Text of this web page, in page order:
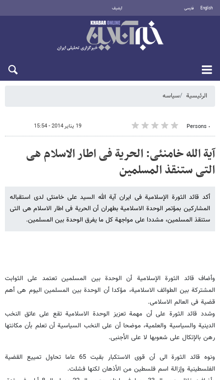
English فارسی أرشيف
الرئيسية سیاسه
٠ Persons 19 يناير 2014 - 15:54
آیة الله خامنئی: الحریة فی اطار الاسلام هی
التی ستنقذ المسلمین
أکد قائد الثورة الإسلامیة فی ایران آیة الله السید علی خامنئی لدى استقباله
المشارکین بمؤتمر الوحدة الاسلامیة بطهران أن الحریة فی اطار الاسلام هی التی
ستنقذ المسلمین، مشددا على مواجهة کل ما یفرق الوحدة بین المسلمین.
وأضاف قائد الثورة الإسلامیة أن الوحدة بین المسلمین تعتمد على الثوابت
المشترکة بین الطوائف الاسلامیة، مؤکدا أن الوحدة بین المسلمین الیوم هی أهم
قضیة فی العالم الاسلامی.
وشدد قائد الثورة على أن مهمة تعزیز الوحدة الاسلامیة تقع على عاتق النخب
الدینیة والسیاسیة والعلمیة، موضحا أن على النخب السیاسیة أن تعلم بأن مکانتها
رهن بالإتکال على شعوبها لا على الأجنبی.
ونوه قائد الثورة الى أن قوى الاستکبار بقیت 65 عاما تحاول تمییع القضیة
الفلسطینیة وإزالة اسم فلسطین من الأذهان لکنها فشلت.